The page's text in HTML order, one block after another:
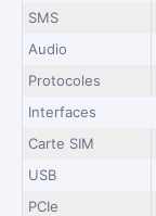
SMS
Audio
Protocoles
Interfaces
Carte SIM
USB
PCIe